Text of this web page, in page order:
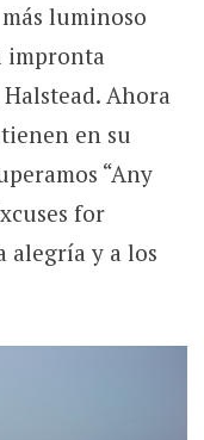
luminoso
impronta
Ahora
en su
“Any
for
alegría y a los